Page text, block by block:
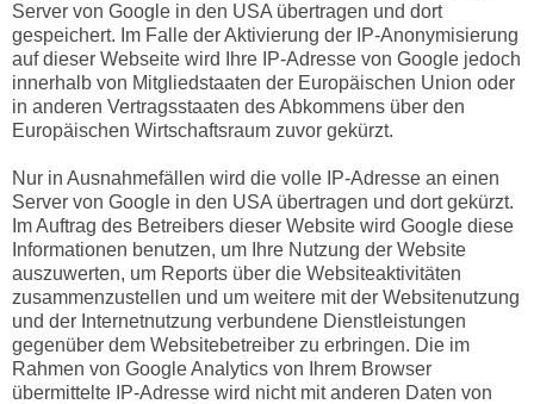
Server von Google in den USA übertragen und dort
gespeichert. Im Falle der Aktivierung der IP-Anonymisierung
auf dieser Webseite wird Ihre IP-Adresse von Google jedoch
innerhalb von Mitgliedstaaten der Europäischen Union oder
in anderen Vertragsstaaten des Abkommens über den
Europäischen Wirtschaftsraum zuvor gekürzt.
Nur in Ausnahmefällen wird die volle IP-Adresse an einen
Server von Google in den USA übertragen und dort gekürzt.
Im Auftrag des Betreibers dieser Website wird Google diese
Informationen benutzen, um Ihre Nutzung der Website
auszuwerten, um Reports über die Websiteaktivitäten
zusammenzustellen und um weitere mit der Websitenutzung
und der Internetnutzung verbundene Dienstleistungen
gegenüber dem Websitebetreiber zu erbringen. Die im
Rahmen von Google Analytics von Ihrem Browser
übermittelte IP-Adresse wird nicht mit anderen Daten von